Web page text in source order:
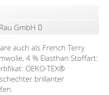
GmbH
auch als French Terry
4 % Elasthan Stoffart:
OEKO-TEX®️
brillanter